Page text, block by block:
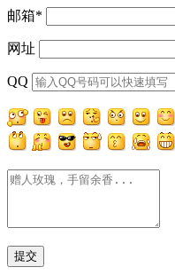
邮箱*
网址
QQ